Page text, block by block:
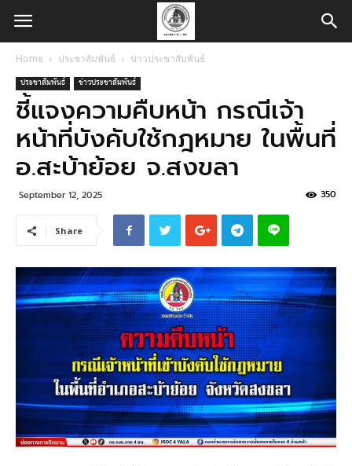
Home ประชาสัมพันธ์ ข่าวประชาสัมพันธ์
ประชาสัมพันธ์ ข่าวประชาสัมพันธ์
ชี้แจงความคืบหน้า กรณีเจ้า
หน้าที่บังคับใช้กฎหมาย ในพื้นที่
อ.สะบ้าย้อย จ.สงขลา
September 12, 2025 350
Share